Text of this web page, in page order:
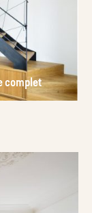
complet